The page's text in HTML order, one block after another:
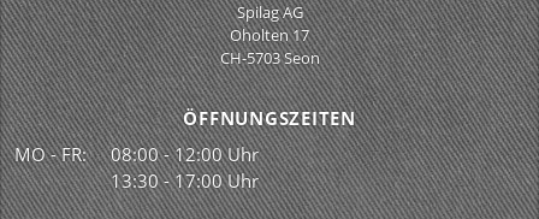
Spilag AG
Oholten 17
CH-5703 Seon
ÖFFNUNGSZEITEN
MO - FR:
08:00 - 12:00 Uhr
13:30 - 17:00 Uhr